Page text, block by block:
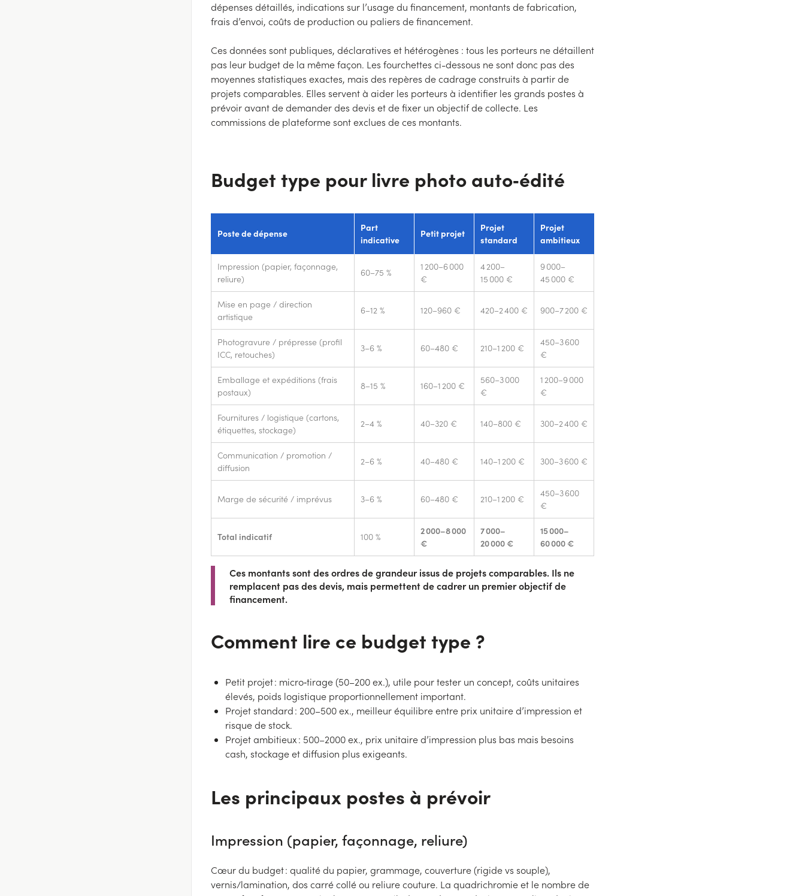
dépenses détaillés, indications sur l’usage du financement, montants de fabrication,
frais d’envoi, coûts de production ou paliers de financement.
Ces données sont publiques, déclaratives et hétérogènes : tous les porteurs ne détaillent
pas leur budget de la même façon. Les fourchettes ci-dessous ne sont donc pas des
moyennes statistiques exactes, mais des repères de cadrage construits à partir de
projets comparables. Elles servent à aider les porteurs à identifier les grands postes à
prévoir avant de demander des devis et de fixer un objectif de collecte. Les
commissions de plateforme sont exclues de ces montants.
Budget type pour livre photo auto‑édité
Poste de dépense
Part
indicative
Petit projet
Projet
standard
Projet
ambitieux
Impression (papier, façonnage,
reliure)
60–75 %
1 200–6 000
€
4 200–
15 000 €
9 000–
45 000 €
Mise en page / direction
artistique
6–12 % 120–960 € 420–2 400 € 900–7 200 €
Photogravure / prépresse (profil
ICC, retouches)
3–6 % 60–480 € 210–1 200 €
450–3 600
€
Emballage et expéditions (frais
postaux)
8–15 % 160–1 200 €
560–3 000
€
1 200–9 000
€
Fournitures / logistique (cartons,
étiquettes, stockage)
2–4 % 40–320 € 140–800 € 300–2 400 €
Communication / promotion /
diffusion
2–6 % 40–480 € 140–1 200 € 300–3 600 €
Marge de sécurité / imprévus 3–6 % 60–480 € 210–1 200 €
450–3 600
€
Total indicatif 100 %
2 000–8 000
€
7 000–
20 000 €
15 000–
60 000 €
Ces montants sont des ordres de grandeur issus de projets comparables. Ils ne
remplacent pas des devis, mais permettent de cadrer un premier objectif de
financement.
Comment lire ce budget type ?
Petit projet : micro‑tirage (50–200 ex.), utile pour tester un concept, coûts unitaires
élevés, poids logistique proportionnellement important.
Projet standard : 200–500 ex., meilleur équilibre entre prix unitaire d’impression et
risque de stock.
Projet ambitieux : 500–2000 ex., prix unitaire d’impression plus bas mais besoins
cash, stockage et diffusion plus exigeants.
Les principaux postes à prévoir
Impression (papier, façonnage, reliure)
Cœur du budget : qualité du papier, grammage, couverture (rigide vs souple),
vernis/lamination, dos carré collé ou reliure couture. La quadrichromie et le nombre de